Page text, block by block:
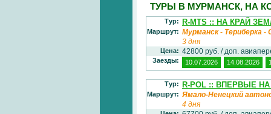
ТУРЫ В МУРМАНСК, НА
Тур: R-MTS :: НА КРАЙ
Маршрут: Мурманск - Териберка -
3 дня
Цена: 42800 руб. / доп.
Заезды: 10.07.2026 14.08.2026
Тур: R-POL :: ВПЕРВЫЕ
Маршрут: Ямало-Ненецкий
4 дня